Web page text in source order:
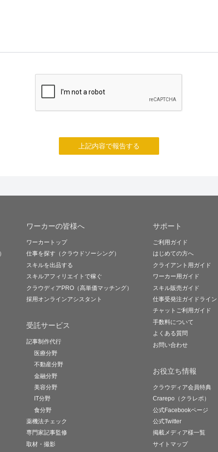
上記内容で報告する
ワーカーの皆様へ
ワーカートップ
仕事を探す（クラウドソーシング）
スキルを出品する
スキルアフィリエイトで稼ぐ
クラウディアPRO（高単価マッチング）
採用オンラインアシスタント
受託サービス
記事制作代行
医療分野
不動産分野
金融分野
美容分野
IT分野
食分野
薬機法チェック
専門家記事監修
取材・撮影
サポート
ご利用ガイド
はじめての方へ
クライアント用ガイド
ワーカー用ガイド
スキル販売ガイド
仕事受発注ガイドライン
チャットご利用ガイド
手数料について
よくある質問
お問い合わせ
お役立ち情報
クラウディア会員特典
Crarepo（クラレポ）
公式Facebookページ
公式Twitter
掲載メディア様一覧
サイトマップ